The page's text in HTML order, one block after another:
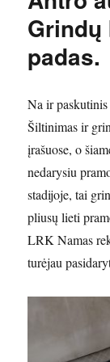
Grindų
padas.
Na ir paskutinis
Šiltinimas ir
įrašuose, o
nedarysiu
stadijoje, tai
pliusų lieti
LRK Namas
turėjau